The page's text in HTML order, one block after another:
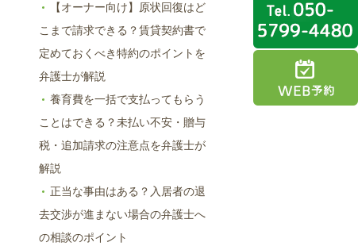
【オーナー向け】原状回復はど
こまで請求できる？賃貸契約書で
定めておくべき特約のポイントを
弁護士が解説
養育費を一括で支払ってもらう
ことはできる？未払い不安・贈与
税・追加請求の注意点を弁護士が
解説
正当な事由はある？入居者の退
去交渉が進まない場合の弁護士へ
の相談のポイント